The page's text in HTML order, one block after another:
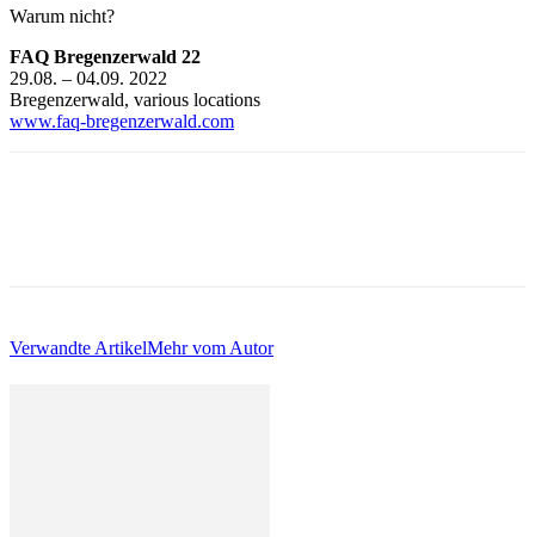
Warum nicht?
FAQ Bregenzerwald 22
29.08. – 04.09. 2022
Bregenzerwald, various locations
www.faq-bregenzerwald.com
Verwandte ArtikelMehr vom Autor